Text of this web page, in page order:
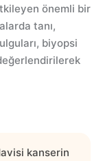
önemli bir
tanı,
biyopsi
kanserin